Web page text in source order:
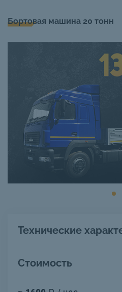
Бортовая машина 20 тонн
Технические
Стоимость